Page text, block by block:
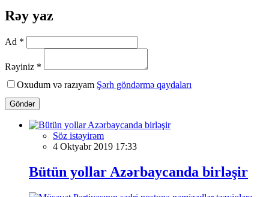
Rəy yaz
Ad *
Rəyiniz *
Oxudum və razıyam Şərh göndərmə qaydaları
Göndər
Söz istəyirəm
4 Oktyabr 2019 17:33
Bütün yollar Azərbaycanda birləşir